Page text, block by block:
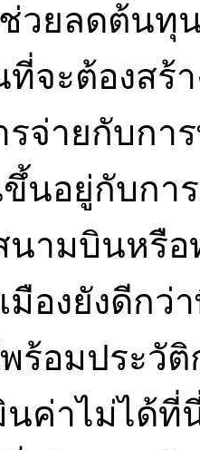
วยลดต้นทุ
จะต้องสร้
รจ่ายกับกา
นอยู่กับกา
ามบินหรือ
มืองยังดีก
ร้อมประวั
นค่าไม่ได้